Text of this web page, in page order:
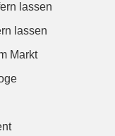
lassen
lassen
Markt